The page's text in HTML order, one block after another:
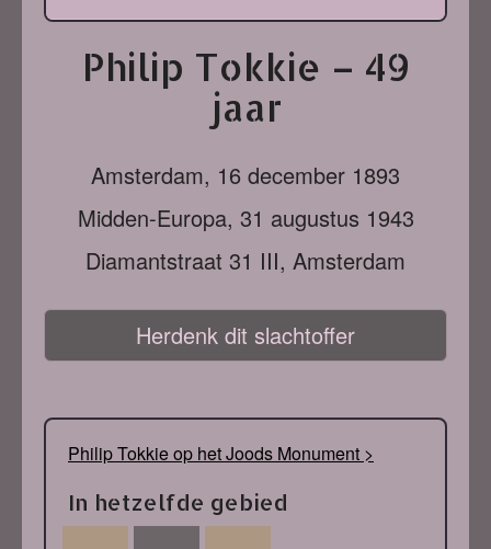
Philip Tokkie – 49
jaar
Amsterdam, 16 december 1893
Midden-Europa, 31 augustus 1943
Diamantstraat 31 III, Amsterdam
Herdenk dit slachtoffer
Philip Tokkie op het Joods Monument >
In hetzelfde gebied